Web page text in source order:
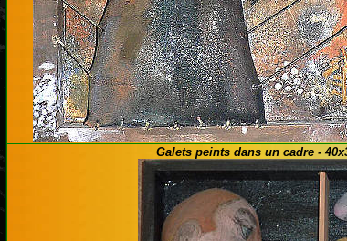
Galets peints dans un cadre -